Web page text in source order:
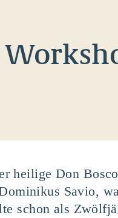
heilige Don
Savio,
schon als